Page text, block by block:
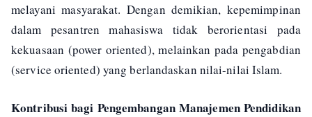
melayani masyarakat. Dengan demikian, kepemimpinan
dalam pesantren mahasiswa tidak berorientasi pada
kekuasaan (power oriented), melainkan pada pengabdian
(service oriented) yang berlandaskan nilai-nilai Islam.
Kontribusi bagi Pengembangan Manajemen Pendidikan